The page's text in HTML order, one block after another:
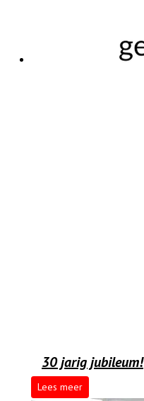
30 jarig jubileum!
Lees meer